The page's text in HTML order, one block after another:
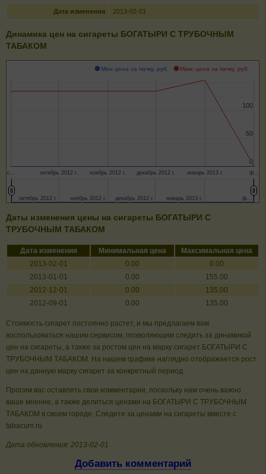
Дата изменения 2013-02-01
Динамика цен на сигареты БОГАТЫРИ С ТРУБОЧНЫМ
ТАБАКОМ
Мин цена за пачку, руб. Макс цена за пачку, руб.
с… октябрь 2012 г. ноябрь 2012 г. декабрь 2012 г. январь 2013 г. ф…
0
0
50
50
100
100
октябрь 2012 г.
октябрь 2012 г. ноябрь 2012 г.
ноябрь 2012 г. декабрь 2012 г.
декабрь 2012 г. январь 2013 г.
январь 2013 г. ф…
ф…
Даты изменения цены на сигареты БОГАТЫРИ С
ТРУБОЧНЫМ ТАБАКОМ
Дата изменения Минимальная цена
Максимальная цена
2013-02-01
0.00
0.00
2013-01-01
0.00
155.00
2012-12-01
0.00
135.00
2012-09-01
0.00 135.00
Стоимость сигарет постоянно растет, и мы предлагаем вам
воспользоваться нашим сервисом, позволяющим следить за динамикой
цен на сигареты, а также за ростом цен на марку сигарет БОГАТЫРИ С
ТРУБОЧНЫМ ТАБАКОМ. На нашем графике наглядно отображается рост
цен на данную марку сигарет за конкретный период.
Просим вас оставлять свои комментарии, поскольку нам очень важно
ваше мнение, а также делиться ценами на БОГАТЫРИ С ТРУБОЧНЫМ
ТАБАКОМ в своем городе. Следите за ценами на сигареты вместе с
tabacum.ru
Дата обновления: 2013-02-01
Добавить комментарий